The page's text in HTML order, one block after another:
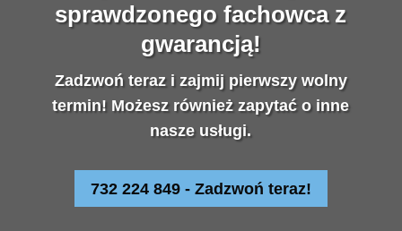
sprawdzonego fachowca z
gwarancją!
Zadzwoń teraz i zajmij pierwszy wolny
termin! Możesz również zapytać o inne
nasze usługi.
732 224 849 - Zadzwoń teraz!